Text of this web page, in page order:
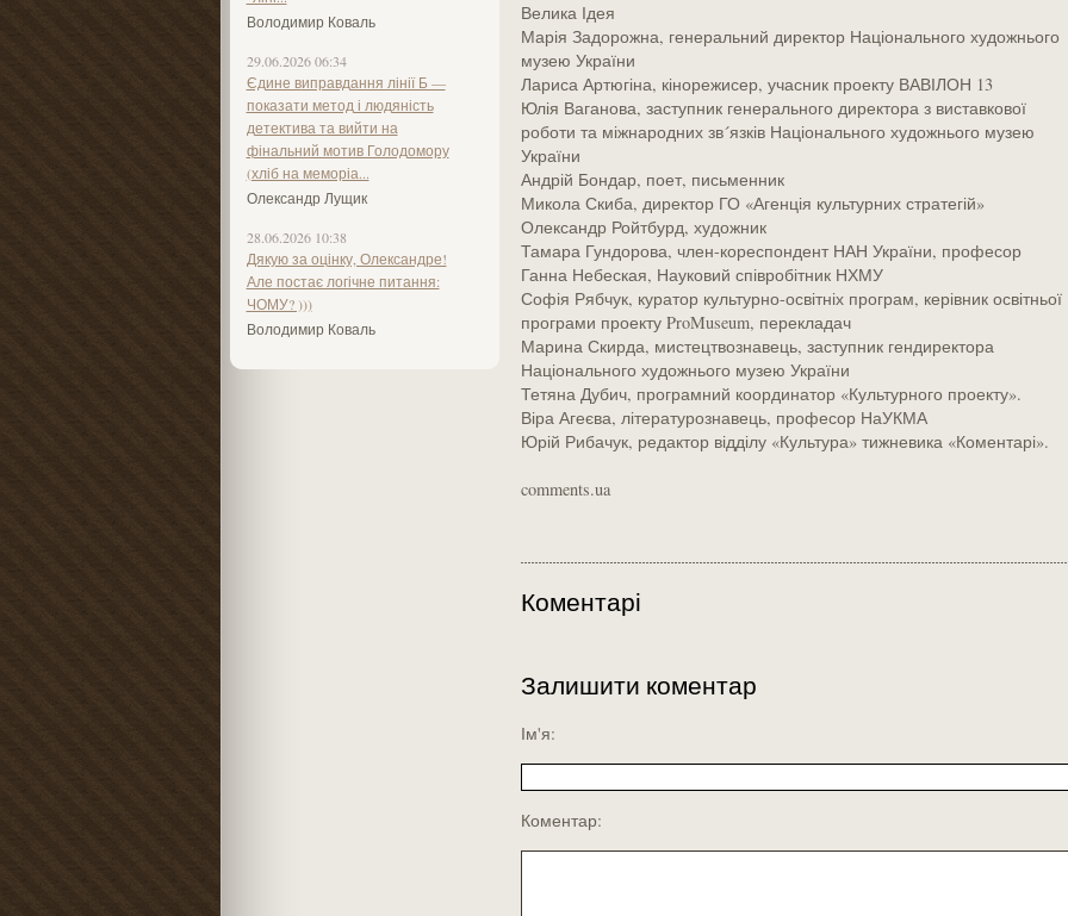
Володимир Коваль
29.06.2026 06:34
Єдине виправдання лінії Б —
показати метод і людяність
детектива та вийти на
фінальний мотив Голодомору
(хліб на меморіа...
Олександр Лущик
28.06.2026 10:38
Дякую за оцінку, Олександре!
Але постає логічне питання:
ЧОМУ? )))
Володимир Коваль
Велика Ідея
Марія Задорожна, генеральний директор Національного художнього
музею України
Лариса Артюгіна, кінорежисер, учасник проекту ВАВІЛОН 13
Юлія Ваганова, заступник генерального директора з виставкової
роботи та міжнародних зв´язків Національного художнього музею
України
Андрій Бондар, поет, письменник
Микола Скиба, директор ГО «Агенція культурних стратегій»
Олександр Ройтбурд, художник
Тамара Гундорова, член-кореспондент НАН України, професор
Ганна Небеская, Науковий співробітник НХМУ
Софія Рябчук, куратор культурно-освітніх програм, керівник освітньої
програми проекту ProMuseum, перекладач
Марина Скирда, мистецтвознавець, заступник гендиректора
Національного художнього музею України
Тетяна Дубич, програмний координатор «Культурного проекту».
Віра Агеєва, літературознавець, професор НаУКМА
Юрій Рибачук, редактор відділу «Культура» тижневика «Коментарі».
comments.ua
Коментарі
Залишити коментар
Ім'я:
Коментар: